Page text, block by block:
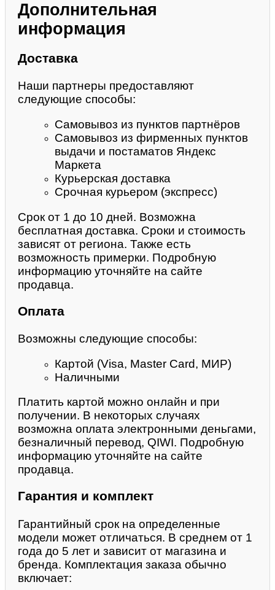
Дополнительная
информация
Доставка
Наши партнеры предоставляют
следующие способы:
Самовывоз из пунктов партнёров
Самовывоз из фирменных пунктов
выдачи и постаматов Яндекс
Маркета
Курьерская доставка
Срочная курьером (экспресс)
Срок от 1 до 10 дней. Возможна
бесплатная доставка. Сроки и стоимость
зависят от региона. Также есть
возможность примерки. Подробную
информацию уточняйте на сайте
продавца.
Оплата
Возможны следующие способы:
Картой (Visa, Master Card, МИР)
Наличными
Платить картой можно онлайн и при
получении. В некоторых случаях
возможна оплата электронными деньгами,
безналичный перевод, QIWI. Подробную
информацию уточняйте на сайте
продавца.
Гарантия и комплект
Гарантийный срок на определенные
модели может отличаться. В среднем от 1
года до 5 лет и зависит от магазина и
бренда. Комплектация заказа обычно
включает: